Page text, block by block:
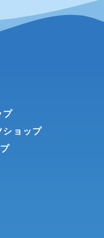
プ
ショップ